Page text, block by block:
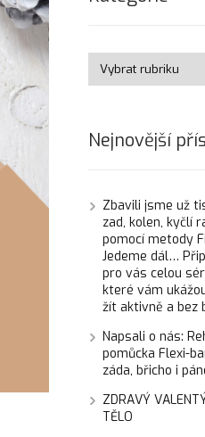
Nejnovější
Zbavili jsme už
zad, kolen, kyčlí
pomocí metody
Jedeme dál…
pro vás celou
které vám
žít aktivně a bez
Napsali o nás:
pomůcka Flexi-
záda, břicho i
ZDRAVÝ
TĚLO